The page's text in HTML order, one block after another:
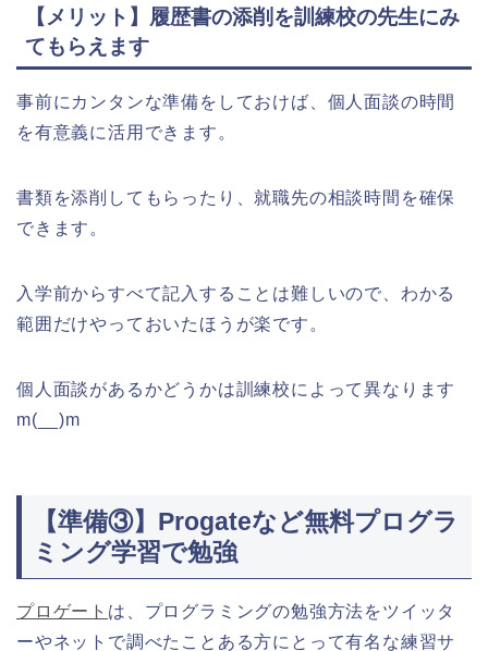
【メリット】履歴書の添削を訓練校の先生にみ
てもらえます
事前にカンタンな準備をしておけば、個人面談の時間
を有意義に活用できます。
書類を添削してもらったり、就職先の相談時間を確保
できます。
入学前からすべて記入することは難しいので、わかる
範囲だけやっておいたほうが楽です。
個人面談があるかどうかは訓練校によって異なります
m(__)m
【準備③】Progateなど無料プログラ
ミング学習で勉強
プロゲート は、プログラミングの勉強方法をツイッタ
ーやネットで調べたことある方にとって有名な練習サ